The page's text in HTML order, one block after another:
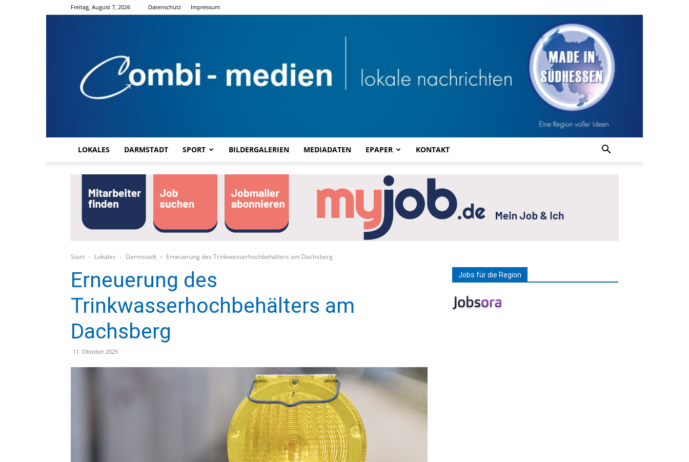
Freitag, August 7, 2026 Datenschutz Impressum
Verlag
LOKALES DARMSTADT SPORT BILDERGALERIEN MEDIADATEN EPAPER KONTAKT
Start Lokales Darmstadt Erneuerung des Trinkwasserhochbehälters am Dachsberg
Erneuerung des
Trinkwasserhochbehälters am
Dachsberg
11. Oktober 2025
Jobs für die Region